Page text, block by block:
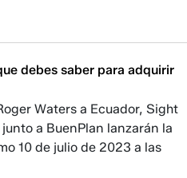
debes saber para adquirir
Waters a Ecuador, Sight
a BuenPlan lanzarán la
10 de julio de 2023 a las